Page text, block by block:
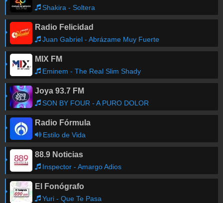
Poza Rica -94.7 FM
Puerto Escondido-94.1 FM
Puerto Vallarta- 99.9 FM
Querétaro-92.7 FM
Reynosa-590AM
Sabinas
-99.7
FM
San Luis De La Paz- 92.5 FM
San Luis Potosí
-90.9 FM
Tampico- 100.1
Tehuacán-100.7 FM
La Mejor Mapa de frecuencias
Shakira - Soltera
Radio Felicidad
Juan Gabriel - Abrázame Muy Fuerte
MIX FM
Eminem - The Real Slim Shady
Joya 93.7 FM
SON BY FOUR - A PURO DOLOR
Radio Fórmula
Estilo de Vida
88.9 Noticias
Inspector - Amargo Adios
El Fonógrafo
Yuri - Que Te Pasa